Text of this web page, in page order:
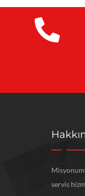
servis